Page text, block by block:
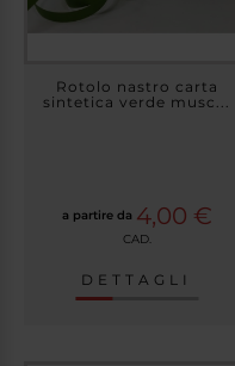
Rotolo nastro carta
sintetica verde musc...
a partire da 4,00 €
CAD.
DETTAGLI